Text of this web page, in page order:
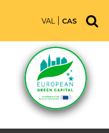
VAL CAS